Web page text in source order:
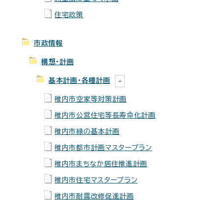
住宅政策
市政情報
構想・計画
基本計画・各種計画
稚内市空家等対策計画
稚内市公営住宅等長寿命化計画
稚内市緑の基本計画
稚内市都市計画マスタープラン
稚内市まちなか居住推進計画
稚内市住宅マスタープラン
稚内市耐震改修促進計画